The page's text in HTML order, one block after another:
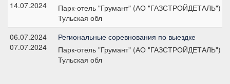
14.07.2024
Парк-отель "Грумант" (АО "ГАЗСТРОЙДЕТАЛЬ")
Тульская обл
06.07.2024
07.07.2024
Региональные соревнования по выездке
Парк-отель "Грумант" (АО "ГАЗСТРОЙДЕТАЛЬ")
Тульская обл